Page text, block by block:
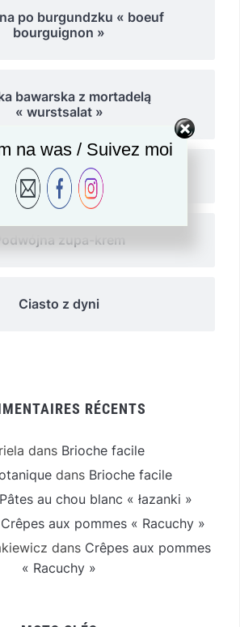
po burgundzku « boeuf
bourguignon »
bawarska z mortadelą
« wurstsalat »
rosół Ramen
zupa-krem
Ciasto z dyni
RÉCENTS
dans Brioche facile
dans Brioche facile
Pâtes au chou blanc « łazanki »
Crêpes aux pommes « Racuchy »
dans Crêpes aux pommes
« Racuchy »
na was / Suivez moi